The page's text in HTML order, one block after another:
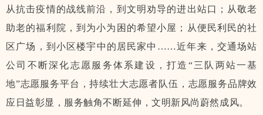
从抗击疫情的战线前沿，到文明劝导的进出站口；从敬老
助老的福利院，到为小为困的希望小屋；从便民利民的社
区广场，到小区楼宇中的居民家中……近年来，交通场站
公司不断深化志愿服务体系建设，打造“三队两站一基
地”志愿服务平台，持续壮大志愿者队伍，志愿服务品牌效
应日益彰显，服务触角不断延伸，文明新风尚蔚然成风。